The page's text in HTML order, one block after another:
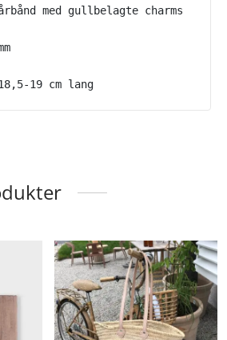
med gullbelagte charms
19 cm lang